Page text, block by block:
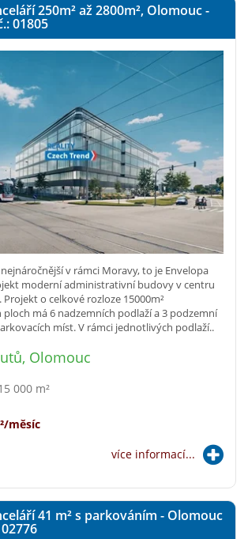
250m²až 2800m², Olomouc -
01805
v rámci Moravy, to je Envelopa
moderní administrativní budovy v centru
o celkové rozloze 15000m²
má 6 nadzemních podlaží a 3 podzemní
míst. V rámci jednotlivých podlaží..
Olomouc
000 m²
měsíc
více informací...
41 m²s parkováním - Olomouc